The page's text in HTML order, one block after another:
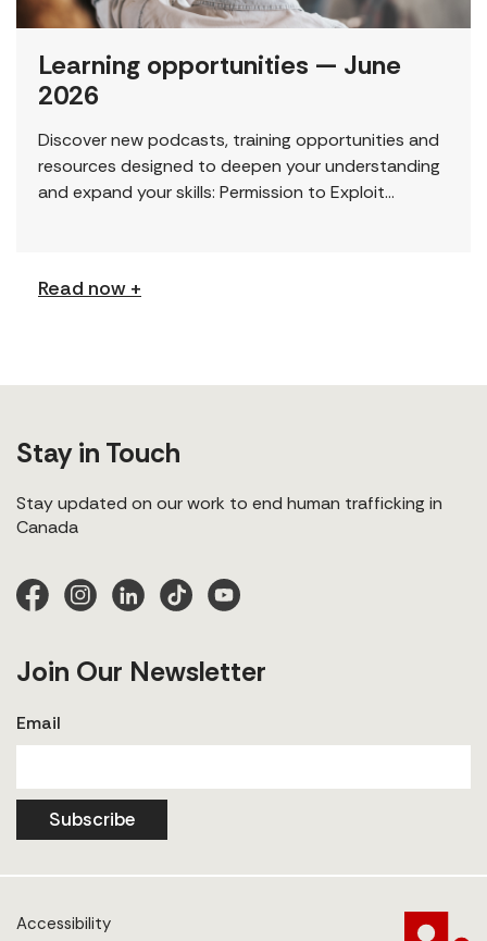
Learning opportunities — June
2026
Discover new podcasts, training opportunities and
resources designed to deepen your understanding
and expand your skills: Permission to Exploit
Read now +
Stay in Touch
Stay updated on our work to end human trafficking in
Canada
Join Our Newsletter
Email
Subscribe
Accessibility